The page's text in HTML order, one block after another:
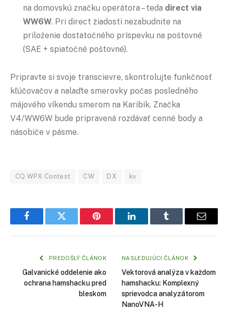
na domovskú značku operátora – teda direct via
WW6W. Pri direct žiadosti nezabudnite na
priloženie dostatočného príspevku na poštovné
(SAE + spiatočné poštovné).
Pripravte si svoje transcievre, skontrolujte funkčnosť
kľúčovačov a nalaďte smerovky počas posledného
májového víkendu smerom na Karibik. Značka
V4/WW6W bude pripravená rozdávať cenné body a
násobiče v pásme.
CQ WPX Contest CW DX kv
FacebookTwitter Pinterest LinkedInTumblr Email
PREDOŠLÝ ČLÁNOK
Galvanické oddelenie ako
ochrana hamshacku pred
bleskom
NASLEDUJÚCI ČLÁNOK
Vektorová analýza v každom
hamshacku: Komplexný
sprievodca analyzátorom
NanoVNA-H